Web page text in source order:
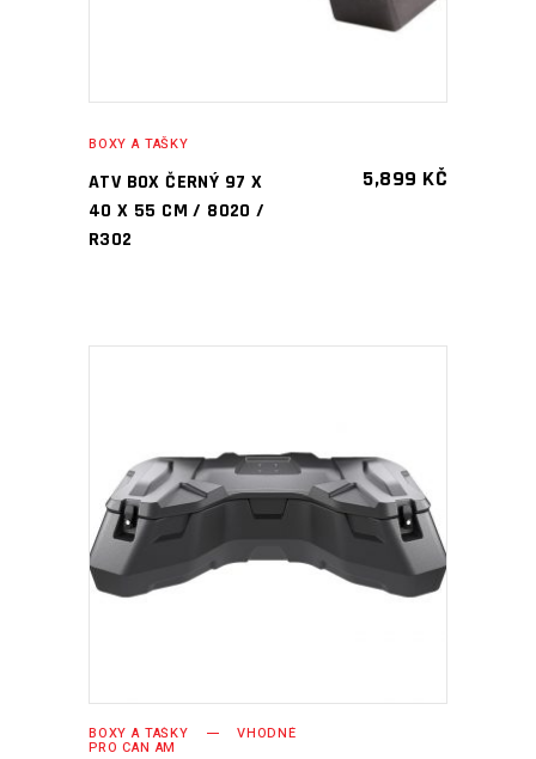
BOXY A TAŠKY
ATV BOX ČERNÝ 97 X
40 X 55 CM / 8020 /
R302
5,899 KČ
PŘIDAT DO KOŠÍKU
BOXY A TAŠKY VHODNÉ
PRO CAN AM